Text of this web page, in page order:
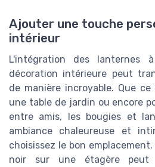
Ajouter une touche
intérieur
L'intégration des lanternes
décoration intérieure peut
de manière incroyable. Que
une table de jardin ou encore
entre amis, les bougies et
ambiance chaleureuse et
choisissez le bon
noir sur une étagère peut